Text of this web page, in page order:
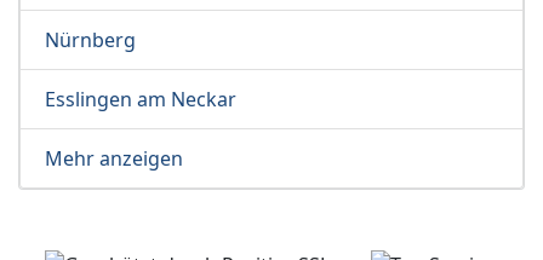
Nürnberg
Esslingen am Neckar
Mehr anzeigen